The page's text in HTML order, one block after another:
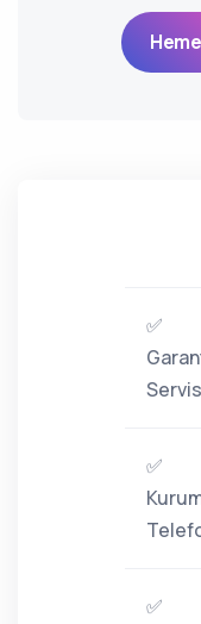
✅
Servis
✅
✅